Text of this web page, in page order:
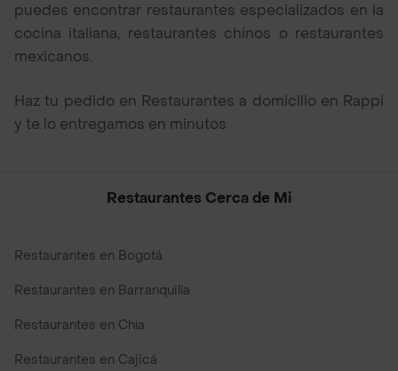
puedes encontrar restaurantes especializados en la
cocina italiana, restaurantes chinos o restaurantes
mexicanos.
Haz tu pedido en Restaurantes a domicilio en Rappi
y te lo entregamos en minutos
Restaurantes Cerca de Mi
Restaurantes en Bogotá
Restaurantes en Barranquilla
Restaurantes en Chía
Restaurantes en Cajicá